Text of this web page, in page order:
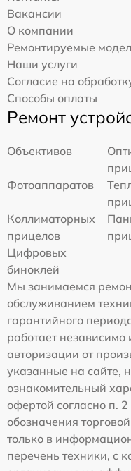
Вакансии
О компании
Ремонтируемые
Наши услуги
Согласие на
Способы оплаты
Ремонт
Объективов
Фотоаппаратов
Коллиматорных
прицелов
Цифровых
биноклей
Мы занимаемся
обслуживанием
гарантийного
работает
авторизации от
указанные на сайте,
ознакомительный
офертой согласно п.
обозначения
только в
перечень техники, с